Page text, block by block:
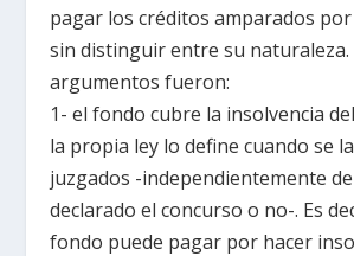
pagar los créditos amparados por
sin distinguir entre su naturaleza.
argumentos fueron:
1- el fondo cubre la insolvencia
la propia ley lo define cuando se
juzgados -independientemente
declarado el concurso o no-. Es
fondo puede pagar por hacer